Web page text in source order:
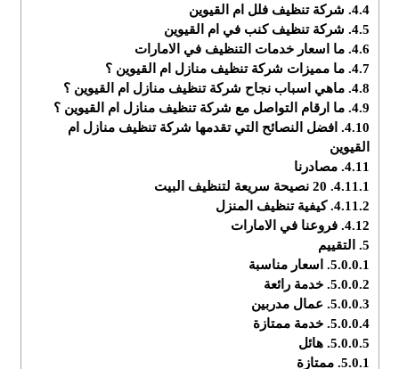
4.4. شركة تنظيف فلل ام القيوين
4.5. شركة تنظيف كنب في ام القيوين
4.6. ما اسعار خدمات التنظيف في الامارات
4.7. ما مميزات شركة تنظيف منازل ام القيوين ؟
4.8. ماهي اسباب نجاح شركة تنظيف منازل ام القيوين ؟
4.9. ما ارقام التواصل مع شركة تنظيف منازل ام القيوين ؟
4.10.
افضل النصائح التي تقدمها شركة تنظيف منازل ام
القيوين
4.11. مصادرنا
4.11.1.
4.11.2. كيفية تنظيف المنزل
4.12. فروعنا في الامارات
5.
التقييم
5.0.0.1.
اسعار مناسبة
5.0.0.2. خدمة رائعة
5.0.0.3. عمال مدربين
5.0.0.4. خدمة ممتازة
5.0.0.5. هائل
5.0.1. ممتازة